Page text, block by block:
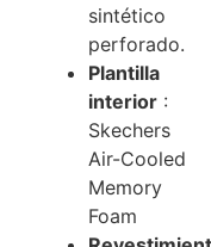
sintético
perforado.
Plantilla
interior :
Skechers
Air-Cooled
Memory
Foam